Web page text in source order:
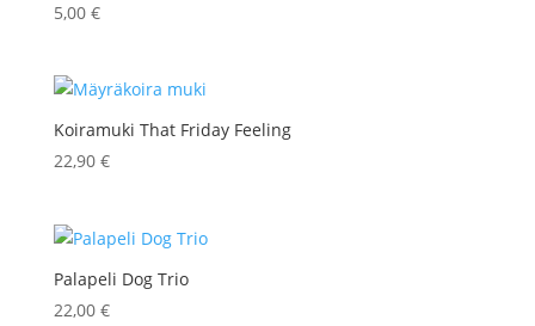
5,00 €
Koiramuki That Friday Feeling
22,90 €
Palapeli Dog Trio
22,00 €